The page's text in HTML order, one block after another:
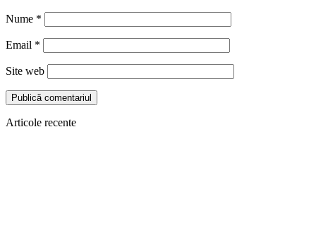
Nume *
Email *
Site web
Articole recente